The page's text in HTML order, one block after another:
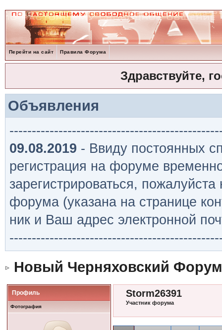
Перейти на сайт Правила Форума
Здравствуйте,
Объявления
09.08.2019 - Ввиду постоянных
регистрация на форуме
зарегистрироваться,
форума (указана на странице
ник и Ваш адрес электронной
Новый Черняховский Форум
Профиль
Фотография
Storm26391
Участник форума